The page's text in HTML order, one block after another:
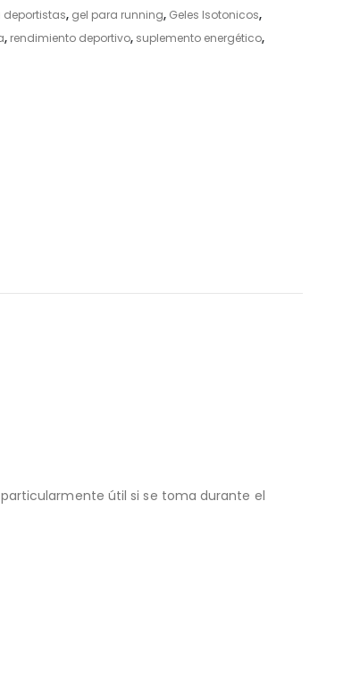
deportistas, gel para running, Geles Isotonicos,
, rendimiento deportivo, suplemento energético,
útil si se toma durante el